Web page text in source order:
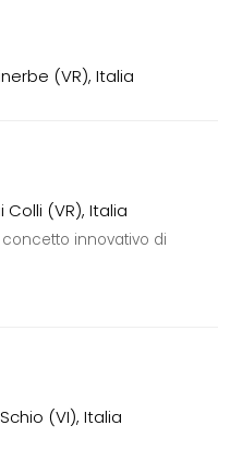
(VR), Italia
Colli (VR), Italia
innovativo di
(VI), Italia